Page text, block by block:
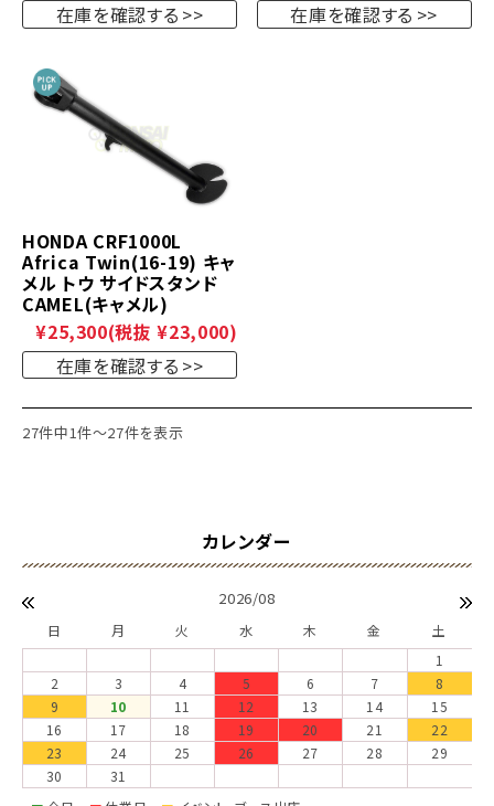
在庫を確認する
在庫を確認する
HONDA CRF1000L
Africa Twin(16-19) キャ
メル トウ サイドスタンド
CAMEL(キャメル)
¥25,300(税抜 ¥23,000)
在庫を確認する
27件中1件～27件を表示
2026/08
日 月 火 水 木 金
土
1
2
3 4 5 6 7
8
9
10 11 12 13 14
15
16
17 18 19 20 21
22
23
24 25 26 27 28
29
30
31